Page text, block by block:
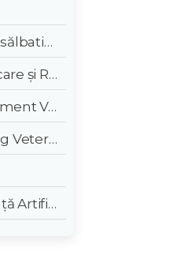
Animale sălbatice și exotice
Comunicare și Relații Publice
Management Veterinar
Marketing Veterinar
Inteligență Artificială - A.I.